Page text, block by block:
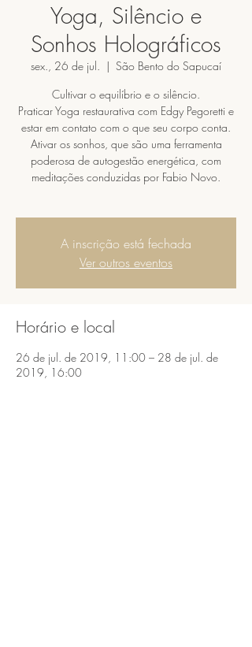
Yoga, Silêncio e
Sonhos Holográficos
sex., 26 de jul.
  |
São Bento do Sapucaí
Cultivar o equilíbrio e o silêncio.
Praticar Yoga restaurativa com Edgy Pegoretti e
estar em contato com o que seu corpo conta.
Ativar os sonhos, que são uma ferramenta
poderosa de autogestão energética, com
meditações conduzidas por Fabio Novo.
A inscrição está fechada
Ver outros eventos
Horário e local
26 de jul. de 2019, 11:00 – 28 de jul. de
2019, 16:00